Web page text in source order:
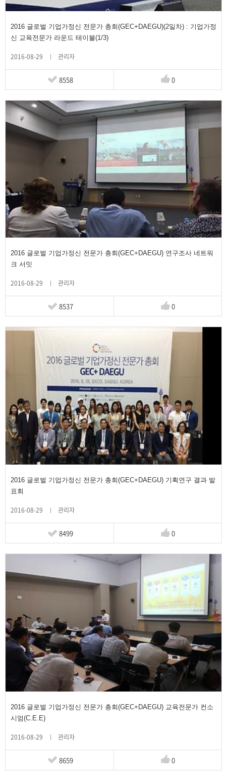
2016 글로벌 기업가정신 전문가 총회(GEC+DAEGU)(2일차) : 기업가정
신 교육전문가 라운드 테이블(1/3)
2016-08-29 관리자
8558 0
2016 글로벌 기업가정신 전문가 총회(GEC+DAEGU) 연구조사 네트워
크 서밋
2016-08-29 관리자
8537 0
2016 글로벌 기업가정신 전문가 총회(GEC+DAEGU) 기획연구 결과 발
표회
2016-08-29 관리자
8499 0
2016 글로벌 기업가정신 전문가 총회(GEC+DAEGU) 교육전문가 컨소
시엄(C.E.E)
2016-08-29 관리자
8659 0